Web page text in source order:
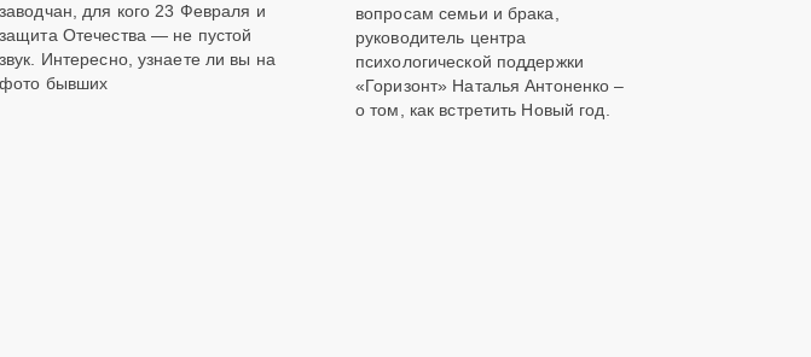
заводчан, для кого 23 Февраля и
защита Отечества — не пустой
звук. Интересно, узнаете ли вы на
фото бывших
вопросам семьи и брака,
руководитель центра
психологической поддержки
«Горизонт» Наталья Антоненко –
о том, как встретить Новый год.